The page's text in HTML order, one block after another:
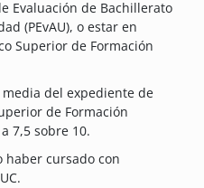
Evaluación de Bachillerato
(PEvAU), o estar en
Superior de Formación
del expediente de
de Formación
7,5 sobre 10.
haber cursado con